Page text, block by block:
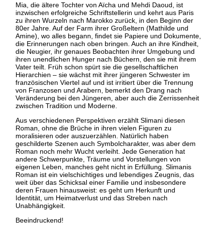
Mia, die ältere Tochter von Aïcha und Mehdi Daoud, ist
inzwischen erfolgreiche Schriftstellerin und kehrt aus Paris
zu ihren Wurzeln nach Marokko zurück, in den Beginn der
80er Jahre. Auf der Farm ihrer Großeltern (Mathilde und
Amine), wo alles begann, findet sie Papiere und Dokumente,
die Erinnerungen nach oben bringen. Auch an ihre Kindheit,
die Neugier, ihr genaues Beobachten ihrer Umgebung und
ihren unendlichen Hunger nach Büchern, den sie mit ihrem
Vater teilt. Früh schon spürt sie die gesellschaftlichen
Hierarchien – sie wächst mit ihrer jüngeren Schwester im
französischen Viertel auf und ist irritiert über die Trennung
von Franzosen und Arabern, bemerkt den Drang nach
Veränderung bei den Jüngeren, aber auch die Zerrissenheit
zwischen Tradition und Moderne.
Aus verschiedenen Perspektiven erzählt Slimani diesen
Roman, ohne die Brüche in ihren vielen Figuren zu
moralisieren oder auszuerzählen. Natürlich haben
geschilderte Szenen auch Symbolcharakter, was aber dem
Roman noch mehr Wucht verleiht. Jede Generation hat
andere Schwerpunkte, Träume und Vorstellungen von
eigenen Leben, manches geht nicht in Erfüllung. Slimanis
Roman ist ein vielschichtiges und lebendiges Zeugnis, das
weit über das Schicksal einer Familie und insbesondere
deren Frauen hinausweist: es geht um Herkunft und
Identität, um Heimatverlust und das Streben nach
Unabhängigkeit.
Beeindruckend!